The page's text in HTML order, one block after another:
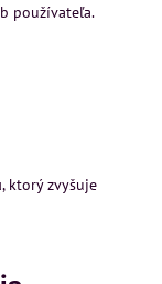
používateľa.
, ktorý zvyšuje